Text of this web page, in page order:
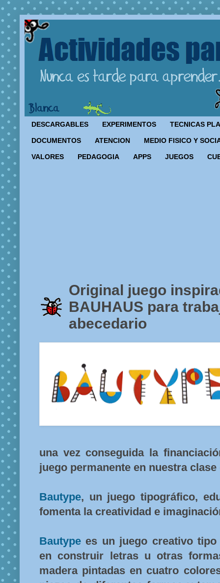
DESCARGABLES EXPERIMENTOS TECNICAS
DOCUMENTOS ATENCION MEDIO FISICO Y
VALORES PEDAGOGIA APPS JUEGOS
Original juego
BAUHAUS para
abecedario
una vez conseguida la
juego permanente en nuestra
Bautype, un juego tipográfico,
fomenta la creatividad e
Bautype es un juego creativo
en construir letras u otras
madera pintadas en cuatro